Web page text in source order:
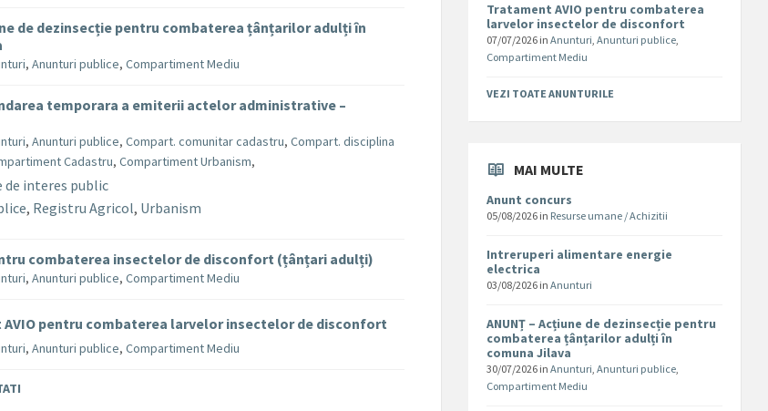
de dezinsecție pentru combaterea țânțarilor adulți în
,Anunturi publice,Compartiment Mediu
temporara a emiterii actelor administrative –
,Anunturi publice,Compart. comunitar cadastru,Compart. disciplina
Cadastru,Compartiment Urbanism,
de interes public
, Registru Agricol, Urbanism
combaterea insectelor de disconfort (țânțari adulți)
,Anunturi publice,Compartiment Mediu
pentru combaterea larvelor insectelor de disconfort
,Anunturi publice,Compartiment Mediu
Tratament AVIO pentru combaterea
larvelor insectelor de disconfort
07/07/2026 inAnunturi,Anunturi publice,
Compartiment Mediu
VEZI TOATE ANUNTURILE
MAI MULTE
Anunt concurs
05/08/2026 in Resurse umane / Achizitii
Intreruperi alimentare energie
electrica
03/08/2026 inAnunturi
ANUNȚ – Acțiune de dezinsecție pentru
combaterea țânțarilor adulți în
comuna Jilava
30/07/2026 inAnunturi,Anunturi publice,
Compartiment Mediu